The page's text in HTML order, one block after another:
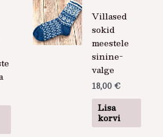
Villased
sokid
meestele
sinine-
valge
18,00 €
Lisa
korvi